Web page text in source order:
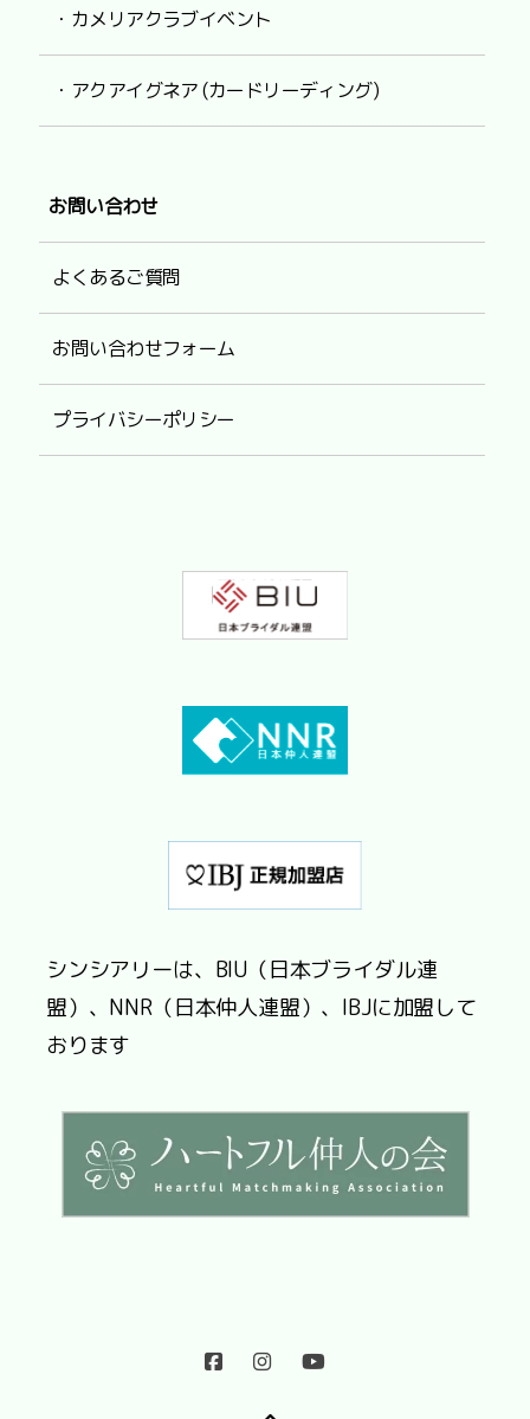
・カメリアクラブイベント
・アクアイグネア (カードリーディング)
お問い合わせ
よくあるご質問
お問い合わせフォーム
プライバシーポリシー
シンシアリーは、BIU（日本ブライダル連
盟）、NNR（日本仲人連盟）、IBJに加盟して
おります